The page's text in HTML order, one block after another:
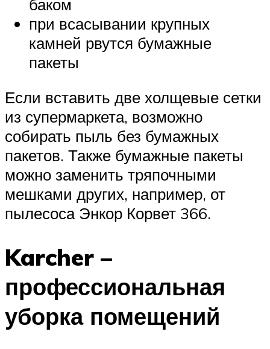
баком
при всасывании крупных
камней рвутся бумажные
пакеты
Если вставить две холщевые сетки
из супермаркета, возможно
собирать пыль без бумажных
пакетов. Также бумажные пакеты
можно заменить тряпочными
мешками других, например, от
пылесоса Энкор Корвет 366.
Karcher –
профессиональная
уборка помещений